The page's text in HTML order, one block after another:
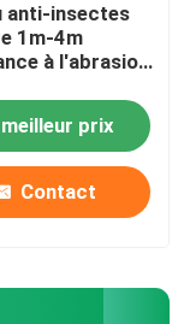
anti-insectes
1m-4m
à l'abrasion
meilleur prix
Contact